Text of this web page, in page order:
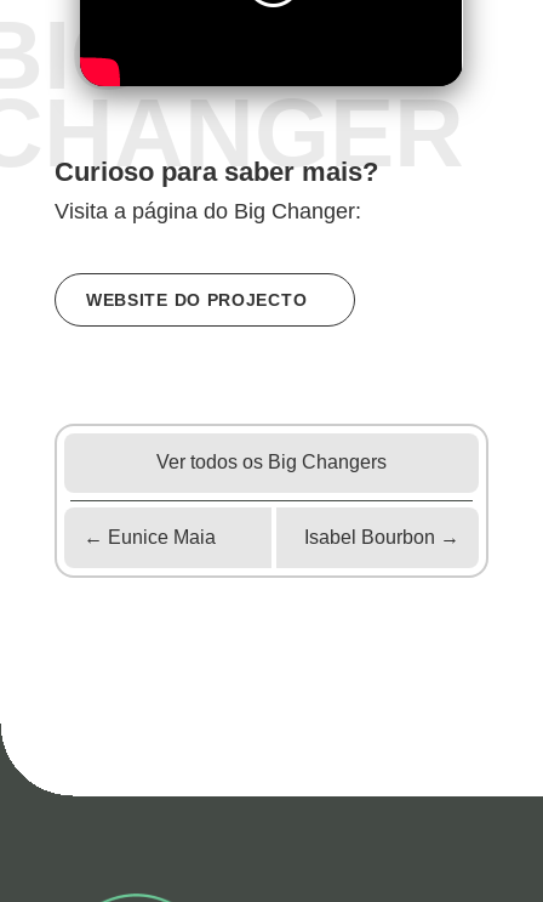
Curioso para saber mais?
Visita a página do Big Changer:
WEBSITE DO PROJECTO
Ver todos os Big Changers
← Eunice Maia Isabel Bourbon →